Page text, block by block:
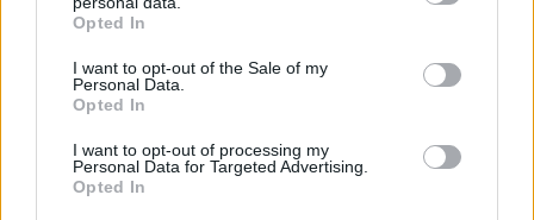
grant or deny consent to Google and its third-party tags to
use your data for below specified purposes in below Google
consent section.
Opted In
I want to opt-out of the Sale of my
Personal Data.
Opted In
I want to opt-out of processing my
Personal Data for Targeted Advertising.
Opted In
Κάτι αλλάζει στον χάρτη της πανεπιστημιακής εκπαίδευσης
στην Ελλάδα
03.08.2026, 11:06
Εθνική Τράπεζα: Η κορυφαία επιλογή για τη χρηματοδότηση
30.07.2026, 15:25